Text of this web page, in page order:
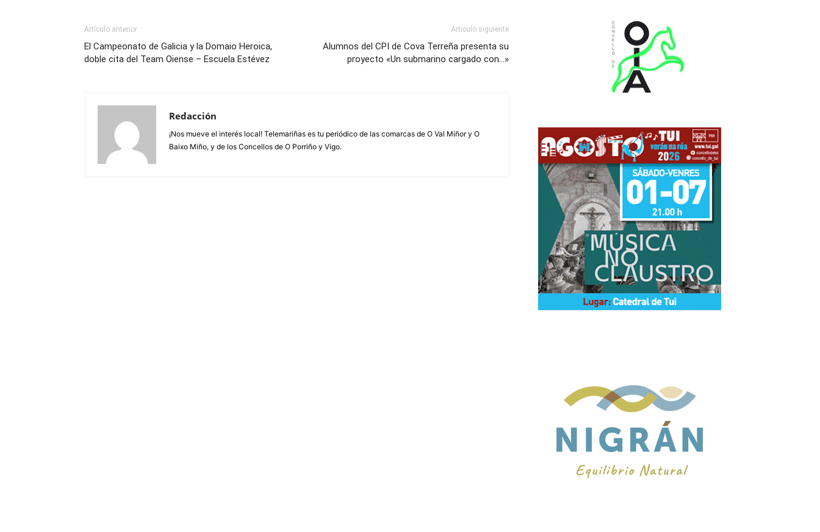
Artículo anterior
El Campeonato de Galicia y la Domaio Heroica,
doble cita del Team Oiense – Escuela Estévez
Artículo siguiente
Alumnos del CPI de Cova Terreña presenta su
proyecto «Un submarino cargado con…»
Redacción
¡Nos mueve el interés local! Telemariñas es tu periódico de las comarcas de O Val Miñor y O
Baixo Miño, y de los Concellos de O Porriño y Vigo.